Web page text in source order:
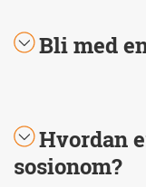
Bli med
Hvordan
sosionom?